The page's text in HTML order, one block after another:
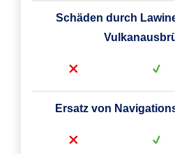
Schäden durch
Ersatz von